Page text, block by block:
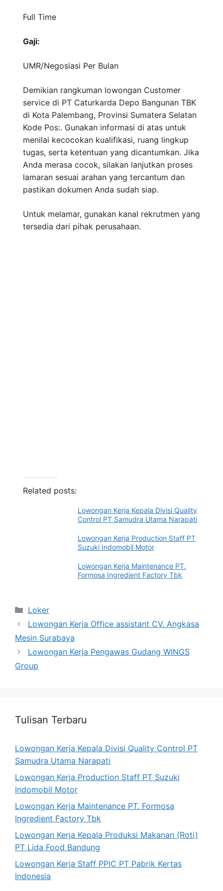
Full Time
Gaji:
UMR/Negosiasi Per Bulan
Demikian rangkuman lowongan Customer
service di PT Caturkarda Depo Bangunan TBK
di Kota Palembang, Provinsi Sumatera Selatan
Kode Pos:. Gunakan informasi di atas untuk
menilai kecocokan kualifikasi, ruang lingkup
tugas, serta ketentuan yang dicantumkan. Jika
Anda merasa cocok, silakan lanjutkan proses
lamaran sesuai arahan yang tercantum dan
pastikan dokumen Anda sudah siap.
Untuk melamar, gunakan kanal rekrutmen yang
tersedia dari pihak perusahaan.
Related posts:
Lowongan Kerja Kepala Divisi Quality
Control PT Samudra Utama Narapati
Lowongan Kerja Production Staff PT
Suzuki Indomobil Motor
Lowongan Kerja Maintenance PT.
Formosa Ingredient Factory Tbk
Categories
Loker
Lowongan Kerja Office assistant CV. Angkasa
Mesin Surabaya
Lowongan Kerja Pengawas Gudang WINGS
Group
Tulisan Terbaru
Lowongan Kerja Kepala Divisi Quality Control PT
Samudra Utama Narapati
Lowongan Kerja Production Staff PT Suzuki
Indomobil Motor
Lowongan Kerja Maintenance PT. Formosa
Ingredient Factory Tbk
Lowongan Kerja Kepala Produksi Makanan (Roti)
PT Lida Food Bandung
Lowongan Kerja Staff PPIC PT Pabrik Kertas
Indonesia